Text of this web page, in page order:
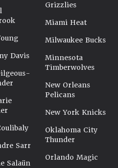
Davis
Sarr
Salaün
Grizzlies
Miami Heat
Milwaukee Bucks
Minnesota
Timberwolves
New Orleans
Pelicans
New York Knicks
Oklahoma City
Thunder
Orlando Magic